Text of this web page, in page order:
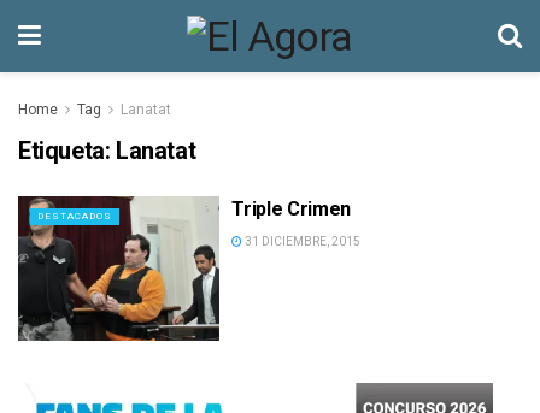
Home Tag Lanatat
Etiqueta: Lanatat
DESTACADOS Triple Crimen
31 DICIEMBRE, 2015